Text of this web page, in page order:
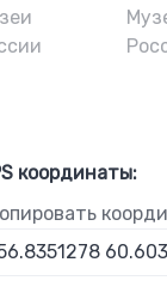
координаты: